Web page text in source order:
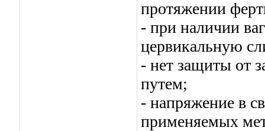
протяжении
- при наличии
цервикальную
- нет защиты от
путем;
- напряжение в
применяемых